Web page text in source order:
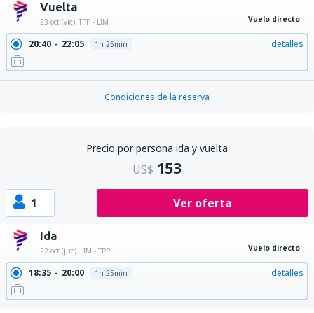
Vuelta
23 oct (vie) TPP - LIM Vuelo directo
20:40 22:05 1h 25min detalles
Condiciones de la reserva
Precio por persona ida y vuelta
US$ 153
1 Ver oferta
Ida
22 oct (jue) LIM - TPP Vuelo directo
18:35 20:00 1h 25min detalles